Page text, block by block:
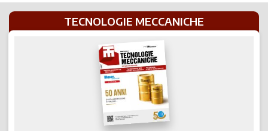
TECNOLOGIE MECCANICHE